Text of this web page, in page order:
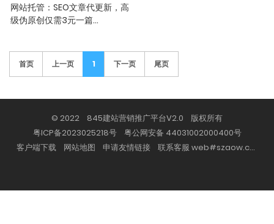
网站托管：SEO文章代更新，高
级伪原创仅需3元一篇
章，支持更多网站，可购买本站
的网站系统
首页 上一页 1 下一页 尾页
© 2022 845建站营销推广平台V2.0 版权所有
粤ICP备2023025218号
粤公网安备 44031002000400号
客户端下载
网站地图 申请友情链接 联系客服 web#szaow.com